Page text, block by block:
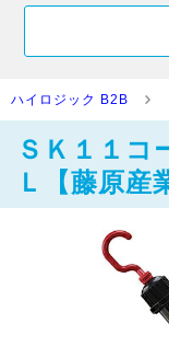
ハイロジック B2B
ＳＫ１１コ
Ｌ【藤原産